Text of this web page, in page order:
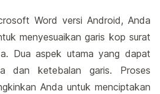
Word versi Android, Anda
menyesuaikan garis kop surat
Dua aspek utama yang dapat
dan ketebalan garis. Proses
Anda untuk menciptakan